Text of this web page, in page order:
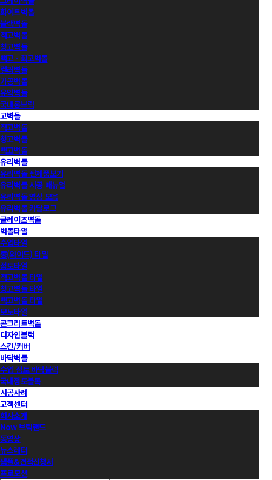
화이트벽돌
블랙벽돌
적고벽돌
청고벽돌
백고ㆍ회고벽돌
컬러벽돌
가공벽돌
유약벽돌
국내롱브릭
고벽돌
적고벽돌
청고벽돌
백고벽돌
유리벽돌
유리벽돌 전제품보기
유리벽돌 시공 매뉴얼
유리벽돌 영상 모음
유리벽돌 카달로그
글레이즈벽돌
벽돌타일
수입타일
롱(와이드) 타일
점토타일
적고벽돌 타일
청고벽돌 타일
백고벽돌 타일
모노타일
콘크리트벽돌
디자인블럭
스킨/커버
바닥벽돌
수입 점토 바닥블럭
국내점토블록
시공사례
고객센터
회사소개
Now 브릭랜드
동영상
뉴스레터
샘플&견적신청서
프로모션